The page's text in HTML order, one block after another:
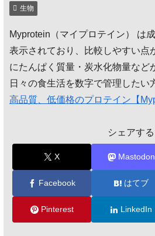
生物
Myprotein（マイプロテイン） は
表示されており、比較しやすい点
にたんぱく質量・炭水化物量など
日々の食生活を数字で管理したい
高品質、低価格のプロテイン【
シェアする
X Mastodon
Facebook はてブ
Pinterest LinkedIn